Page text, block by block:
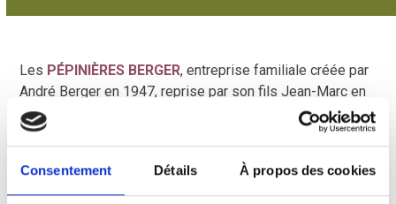
Consentement Détails À propos des cookies
Les PÉPINIÈRES BERGER, entreprise familiale créée par
André Berger en 1947, reprise par son fils Jean-Marc en
janvier 1980, puis par sa fille et son gendre en 2014.
7 permanents exploitent 60 ha de cultures dont 5 ha de
pépinières hors sol et 20 ha de pépinières pleine terre,
productions réservées aux professionnels.